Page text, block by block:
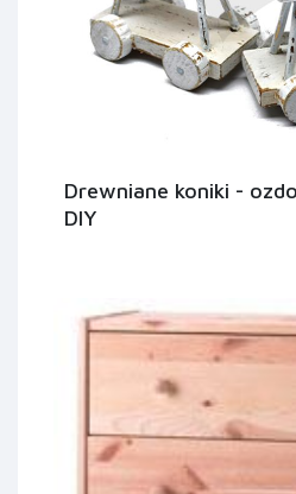
Drewniane koniki -
DIY